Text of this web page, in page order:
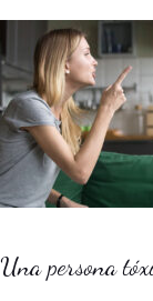
Una persona